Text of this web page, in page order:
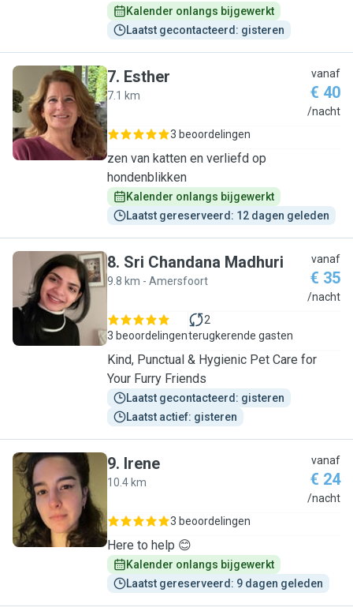
Kalender onlangs bijgewerkt
Laatst gecontacteerd: gisteren
E
7. Esther
7.1 km
vanaf
€ 40
/nacht
3 beoordelingen
zen van katten en verliefd op
hondenblikken
Kalender onlangs bijgewerkt
Laatst gereserveerd: 12 dagen geleden
S
8. Sri Chandana Madhuri
9.8 km - Amersfoort
vanaf
€ 35
/nacht
3 beoordelingen
2
terugkerende gasten
Kind, Punctual & Hygienic Pet Care for
Your Furry Friends
Laatst gecontacteerd: gisteren
Laatst actief: gisteren
I
9. Irene
10.4 km
vanaf
€ 24
/nacht
3 beoordelingen
Here to help 😊
Kalender onlangs bijgewerkt
Laatst gereserveerd: 9 dagen geleden